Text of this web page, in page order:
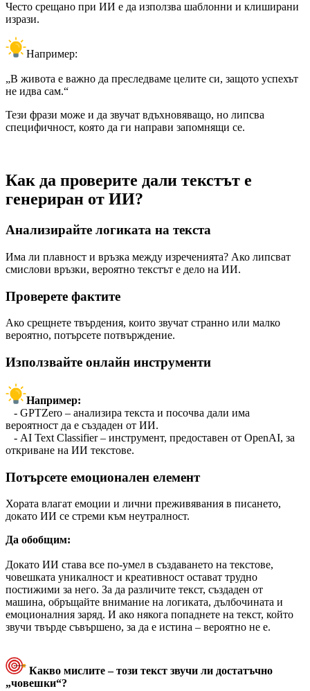
Често срещано при ИИ е да използва шаблонни и клиширани
изрази.
Например:
„В живота е важно да преследваме целите си, защото успехът
не идва сам.“
Тези фрази може и да звучат вдъхновяващо, но липсва
специфичност, която да ги направи запомнящи се.
Как да проверите дали текстът е
генериран от ИИ?
Анализирайте логиката на текста
Има ли плавност и връзка между изреченията? Ако липсват
смислови връзки, вероятно текстът е дело на ИИ.
Проверете фактите
Ако срещнете твърдения, които звучат странно или малко
вероятно, потърсете потвърждение.
Използвайте онлайн инструменти
Например:
- GPTZero – анализира текста и посочва дали има
вероятност да е създаден от ИИ.
- AI Text Classifier – инструмент, предоставен от OpenAI, за
откриване на ИИ текстове.
Потърсете емоционален елемент
Хората влагат емоции и лични преживявания в писането,
докато ИИ се стреми към неутралност.
Да обобщим:
Докато ИИ става все по-умел в създаването на текстове,
човешката уникалност и креативност остават трудно
постижими за него. За да различите текст, създаден от
машина, обръщайте внимание на логиката, дълбочината и
емоционалния заряд. И ако някога попаднете на текст, който
звучи твърде съвършено, за да е истина – вероятно не е.
Какво мислите – този текст звучи ли достатъчно
„човешки“?